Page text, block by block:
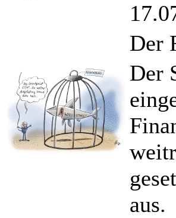
Der
Der
aus.